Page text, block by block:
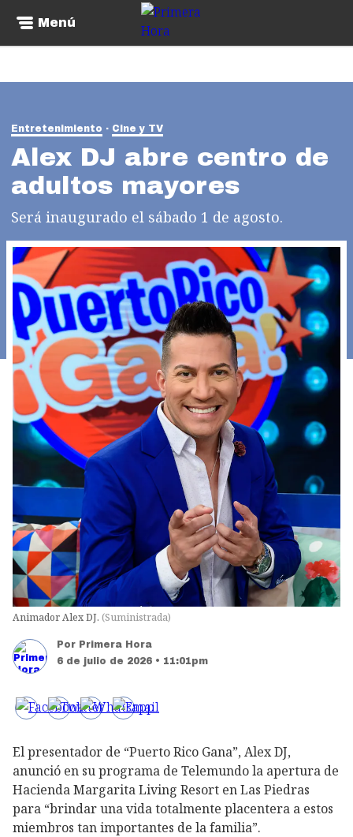
Menú
Entretenimiento Cine y TV
Alex DJ abre centro de
adultos mayores
Será inaugurado el sábado 1 de agosto.
Animador Alex DJ. (Suministrada)
Por Primera Hora
6 de julio de 2026 • 11:01pm
El presentador de “Puerto Rico Gana”, Alex DJ,
anunció en su programa de Telemundo la apertura de
Hacienda Margarita Living Resort en Las Piedras
para “brindar una vida totalmente placentera a estos
miembros tan importantes de la familia”.